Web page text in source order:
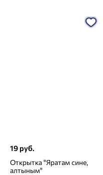
19 руб.
Открытка "Яратам сине,
алтыным"